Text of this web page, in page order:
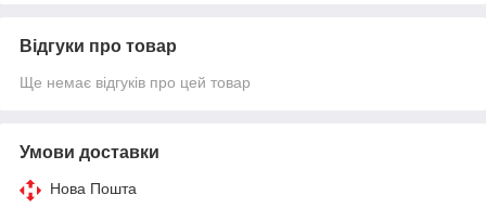
Відгуки про товар
Ще немає відгуків про цей товар
Умови доставки
Нова Пошта